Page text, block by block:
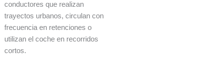
conductores que realizan
trayectos urbanos, circulan con
frecuencia en retenciones o
utilizan el coche en recorridos
cortos.